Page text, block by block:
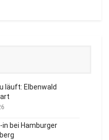
läuft: Elbenwald
bei Hamburger